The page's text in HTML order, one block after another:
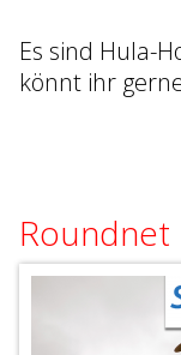
Es sind Hula-
könnt ihr
Roundnet